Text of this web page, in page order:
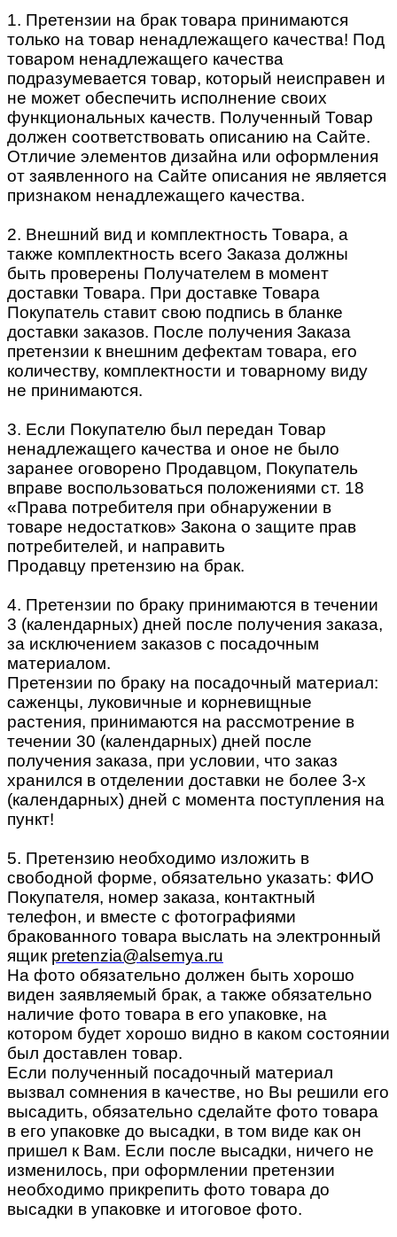
1. Претензии на брак товара принимаются
только на товар ненадлежащего качества! Под
товаром ненадлежащего качества
подразумевается товар, который неисправен и
не может обеспечить исполнение своих
функциональных качеств. Полученный Товар
должен соответствовать описанию на Сайте.
Отличие элементов дизайна или оформления
от заявленного на Сайте описания не является
признаком ненадлежащего качества.
2. Внешний вид и комплектность Товара, а
также комплектность всего Заказа должны
быть проверены Получателем в момент
доставки Товара. При доставке Товара
Покупатель ставит свою подпись в бланке
доставки заказов. После получения Заказа
претензии к внешним дефектам товара, его
количеству, комплектности и товарному виду
не принимаются.
3. Если Покупателю был передан Товар
ненадлежащего качества и оное не было
заранее оговорено Продавцом, Покупатель
вправе воспользоваться положениями ст. 18
«Права потребителя при обнаружении в
товаре недостатков» Закона о защите прав
потребителей, и направить
Продавцу претензию на брак.
4. Претензии по браку принимаются в течении
3 (календарных) дней после получения заказа,
за исключением заказов с посадочным
материалом.
Претензии по браку на посадочный материал:
саженцы, луковичные и корневищные
растения, принимаются на рассмотрение в
течении 30 (календарных) дней после
получения заказа, при условии, что заказ
хранился в отделении доставки не более 3-х
(календарных) дней с момента поступления на
пункт!
5. Претензию необходимо изложить в
свободной форме, обязательно указать: ФИО
Покупателя, номер заказа, контактный
телефон, и вместе с фотографиями
бракованного товара выслать на электронный
ящик pretenzia@alsemya.ru
На фото обязательно должен быть хорошо
виден заявляемый брак, а также обязательно
наличие фото товара в его упаковке, на
котором будет хорошо видно в каком состоянии
был доставлен товар.
Если полученный посадочный материал
вызвал сомнения в качестве, но Вы решили его
высадить, обязательно сделайте фото товара
в его упаковке до высадки, в том виде как он
пришел к Вам. Если после высадки, ничего не
изменилось, при оформлении претензии
необходимо прикрепить фото товара до
высадки в упаковке и итоговое фото.